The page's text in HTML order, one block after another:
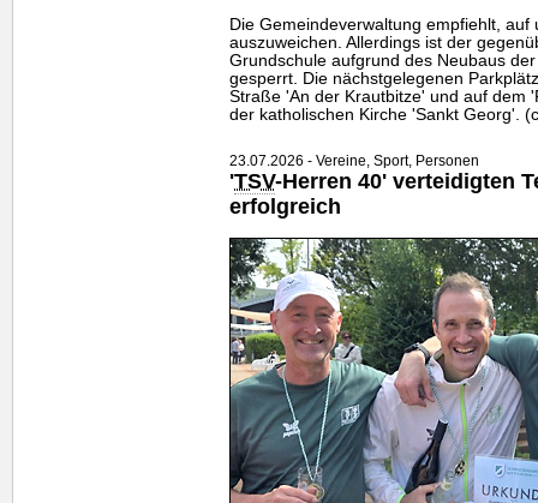
Die Gemeindeverwaltung empfiehlt,
auszuweichen. Allerdings ist der
Grundschule aufgrund des Neubaus
gesperrt. Die nächstgelegenen
Straße 'An der Krautbitze' und auf dem
der katholischen Kirche 'Sankt Georg'.
23.07.2026 - Vereine, Sport, Personen
'TSV-Herren 40' verteidigten
erfolgreich